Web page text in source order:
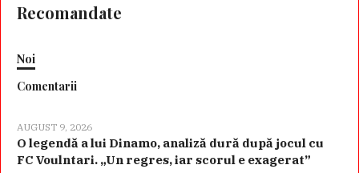
Recomandate
Noi
Comentarii
AUGUST 9, 2026
O legendă a lui Dinamo, analiză dură după jocul cu
FC Voulntari. „Un regres, iar scorul e exagerat”